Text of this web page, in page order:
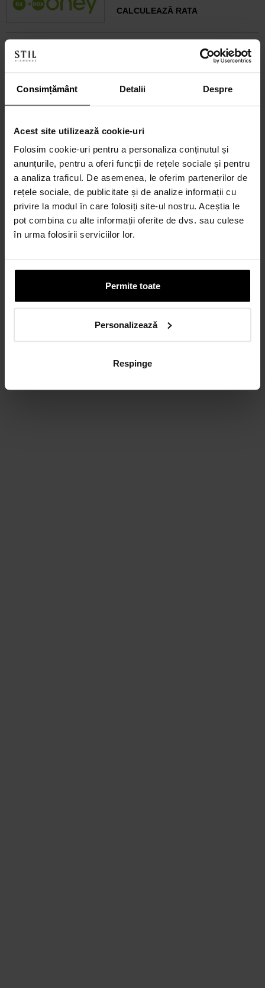
Consimțământ Detalii Despre
Acest site utilizează cookie-uri
Folosim cookie-uri pentru a personaliza conținutul și
anunțurile, pentru a oferi funcții de rețele sociale și pentru
a analiza traficul. De asemenea, le oferim partenerilor de
rețele sociale, de publicitate și de analize informații cu
privire la modul în care folosiți site-ul nostru. Aceștia le
pot combina cu alte informații oferite de dvs. sau culese
în urma folosirii serviciilor lor.
Permite toate
Personalizează
Respinge
CALCULEAZĂ RATA
Credit 100% Online prin UniCredit
CALCULEAZĂ RATA
Credit 100% Online prin TBI
CALCULEAZĂ RATA
CARD AVANTAJ
Până la 24 de rate fără dobândă.
Obține un card